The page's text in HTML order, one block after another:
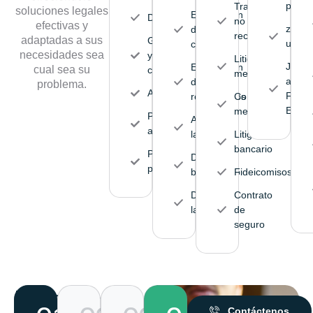
soluciones legales
efectivas y
adaptadas a sus
necesidades sea
cual sea su
problema.
Divorcios
Guarda
y
custodia
Adopciones
Pensión
alimenticia
Patria
potestad
Elaboración
de
contratos
Elaboración
de
reglamentos
Auditoría
laboral
Derecho
burocrático
Disciplina
laboral
Transferencias
no
reconocidas
Litigio
mercantil
Contratos
mercantiles
Litigio
bancario
Fideicomisos
Contrato
de
seguro
Proceso